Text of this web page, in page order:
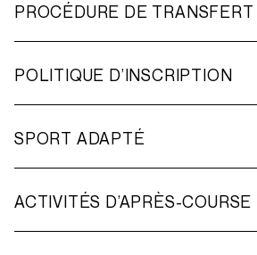
iOS
vague Élite
PROCÉDURE DE TRANSFERT
POLITIQUE D’INSCRIPTION
SPORT ADAPTÉ
ACTIVITÉS D’APRÈS-COURSE